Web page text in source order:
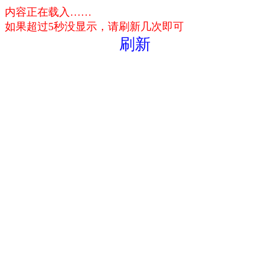
内容正在载入……
如果超过5秒没显示，请刷新几次即可
刷新